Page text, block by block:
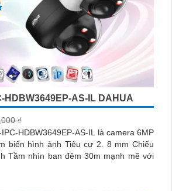
HDBW3649EP-AS-IL DAHUA
₫
HDBW3649EP-AS-IL là camera 6MP
biến hình ảnh Tiêu cự 2. 8 mm Chiếu